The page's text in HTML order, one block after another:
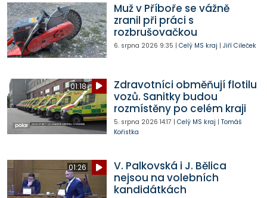
Muž v Příboře se vážně
zranil při práci s
rozbrušovačkou
6. srpna 2026 9:35 | Celý MS kraj | Jiří Cileček
01:18
Zdravotníci obměňují flotilu
vozů. Sanitky budou
rozmístěny po celém kraji
5. srpna 2026 14:17 | Celý MS kraj | Tomáš
Kořistka
01:26
V. Palkovská i J. Bělica
nejsou na volebních
kandidátkách